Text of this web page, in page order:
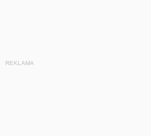
REKLAMA